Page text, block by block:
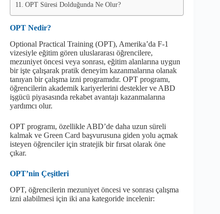
OPT Süresi Dolduğunda Ne Olur?
OPT Nedir?
Optional Practical Training (OPT), Amerika’da F-1
vizesiyle eğitim gören uluslararası öğrencilere,
mezuniyet öncesi veya sonrası, eğitim alanlarına uygun
bir işte çalışarak pratik deneyim kazanmalarına olanak
tanıyan bir çalışma izni programıdır. OPT programı,
öğrencilerin akademik kariyerlerini destekler ve ABD
işgücü piyasasında rekabet avantajı kazanmalarına
yardımcı olur.
OPT programı, özellikle ABD’de daha uzun süreli
kalmak ve Green Card başvurusuna giden yolu açmak
isteyen öğrenciler için stratejik bir fırsat olarak öne
çıkar.
OPT’nin Çeşitleri
OPT, öğrencilerin mezuniyet öncesi ve sonrası çalışma
izni alabilmesi için iki ana kategoride incelenir: